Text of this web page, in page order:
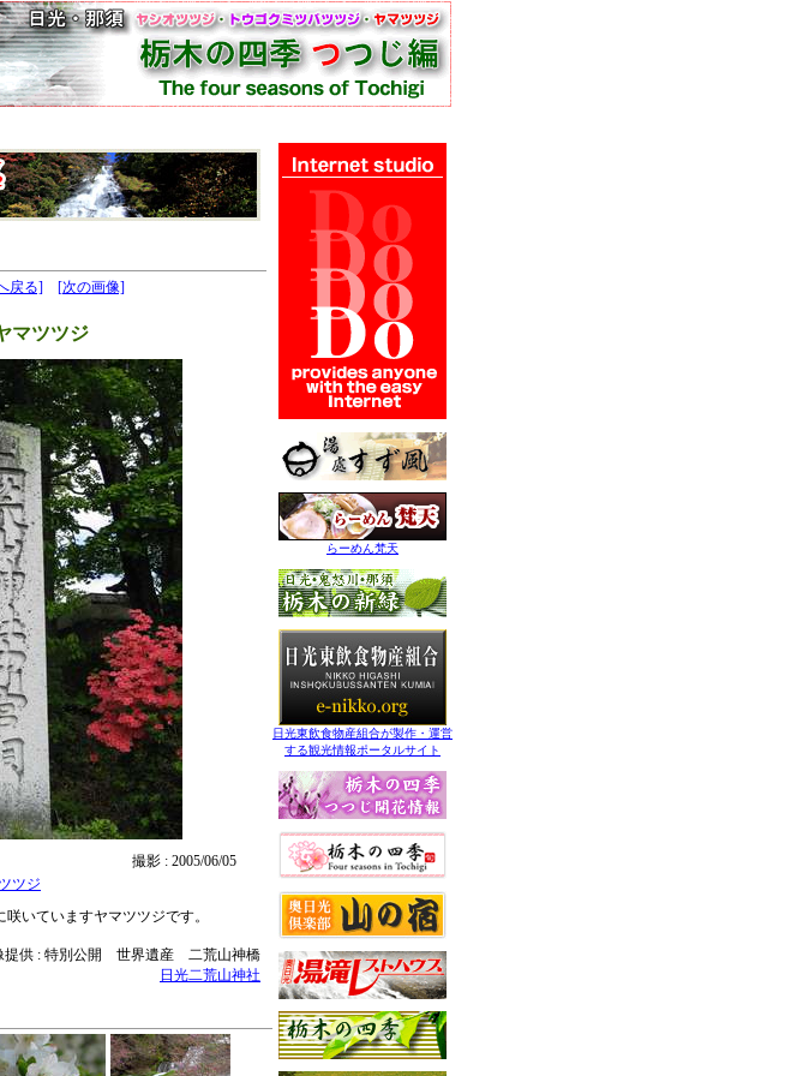
戻る] [次の画像]
マツツジ
撮影 : 2005/06/05
ツジ
いていますヤマツツジです。
提供 : 特別公開 世界遺産 二荒山神橋
日光二荒山神社
らーめん梵天
日光東飲食物産組合が製作・運営
する観光情報ポータルサイト